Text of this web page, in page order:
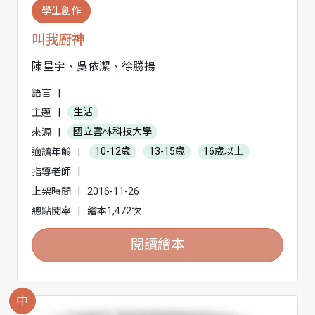
學生創作
叫我廚神
陳星宇、吳依潔、徐勝揚
語言
主題
生活
來源
國立雲林科技大學
適讀年齡
10-12歲 13-15歲
16歲以上
指導老師
上架時間
2016-11-26
總點閱率
繪本1,472次
閱讀繪本
中